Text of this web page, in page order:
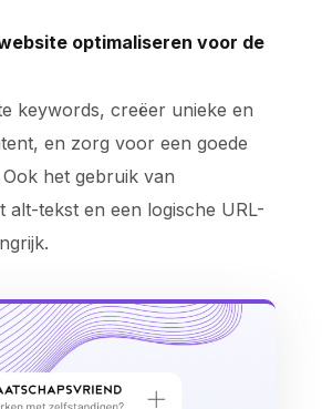
optimaliseren voor de
keywords, creëer unieke en
en zorg voor een goede
het gebruik van
alt-tekst en een logische URL-